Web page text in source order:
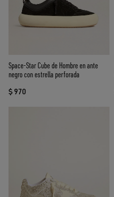
Space-Star Cube de Hombre en ante
negro con estrella perforada
$ 970